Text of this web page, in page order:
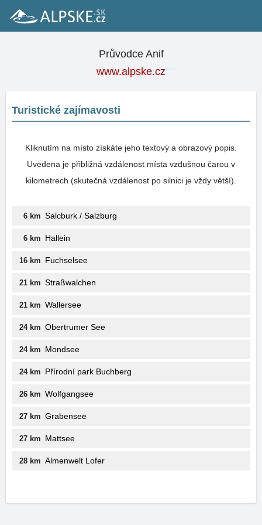
Průvodce Anif
www.alpske.cz
Turistické zajímavosti
Kliknutím na místo získáte jeho textový a obrazový popis.
Uvedena je přibližná vzdálenost místa vzdušnou čarou v
kilometrech (skutečná vzdálenost po silnici je vždy větší).
6 km Salcburk / Salzburg
6 km Hallein
16 km Fuchselsee
21 km Straßwalchen
21 km Wallersee
24 km Obertrumer See
24 km Mondsee
24 km Přírodní park Buchberg
26 km Wolfgangsee
27 km Grabensee
27 km Mattsee
28 km Almenwelt Lofer